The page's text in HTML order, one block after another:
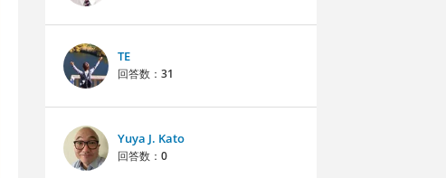
TE
回答数： 31
Yuya J. Kato
回答数： 0